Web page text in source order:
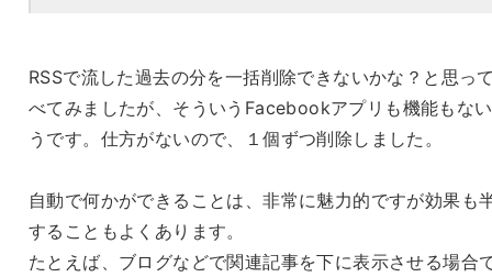
RSSで流した過去の分を一括削除できないかな？と思っ
べてみましたが、そういうFacebookアプリも機能もな
うです。仕方がないので、１個ずつ削除しました。
自動で何かができることは、非常に魅力的ですが効果も
することもよくあります。
たとえば、ブログなどで関連記事を下に表示させる場合